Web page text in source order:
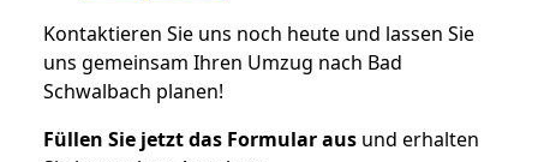
Kontaktieren Sie uns noch heute und lassen Sie
uns gemeinsam Ihren Umzug nach Bad
Schwalbach planen!
Füllen Sie jetzt das Formular aus und erhalten